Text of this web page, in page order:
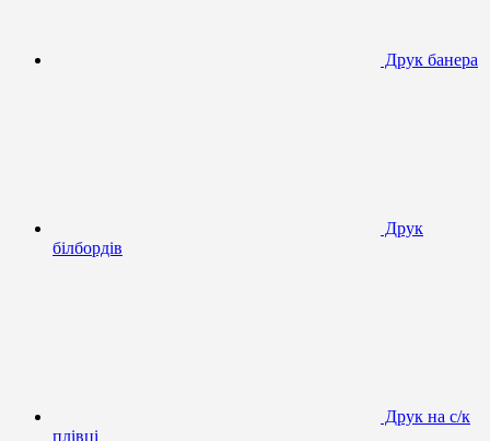
Друк банера
Друк
білбордів
Друк на с/к
плівці